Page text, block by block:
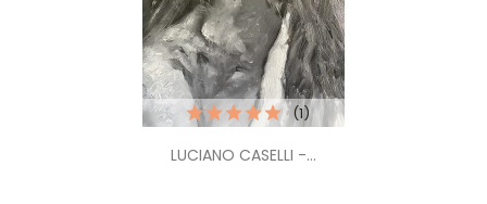
LUCIANO CASELLI -...
(1)